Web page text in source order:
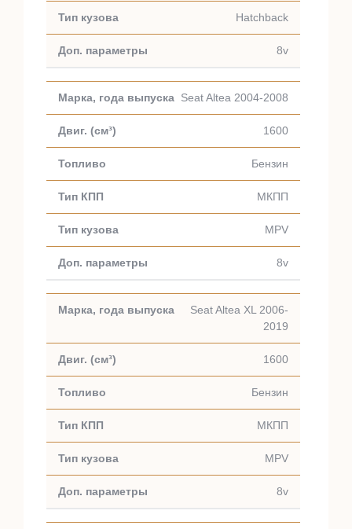
Hatchback
8v
Seat Altea 2004-2008
1600
Бензин
МКПП
MPV
8v
Seat Altea XL 2006-
2019
1600
Бензин
МКПП
MPV
8v